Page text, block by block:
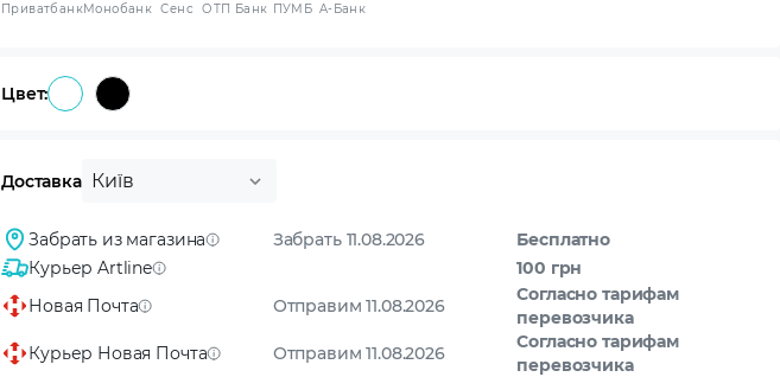
ПриватбанкМонобанк Сенс ОТП Банк ПУМБ A-Банк
Цвет:
Доставка Київ
Забрать из магазина Забрать 11.08.2026
Бесплатно
Курьер Artline
100 грн
Новая Почта
Отправим 11.08.2026
Согласно тарифам
перевозчика
Курьер Новая Почта
Отправим 11.08.2026
Согласно тарифам
перевозчика